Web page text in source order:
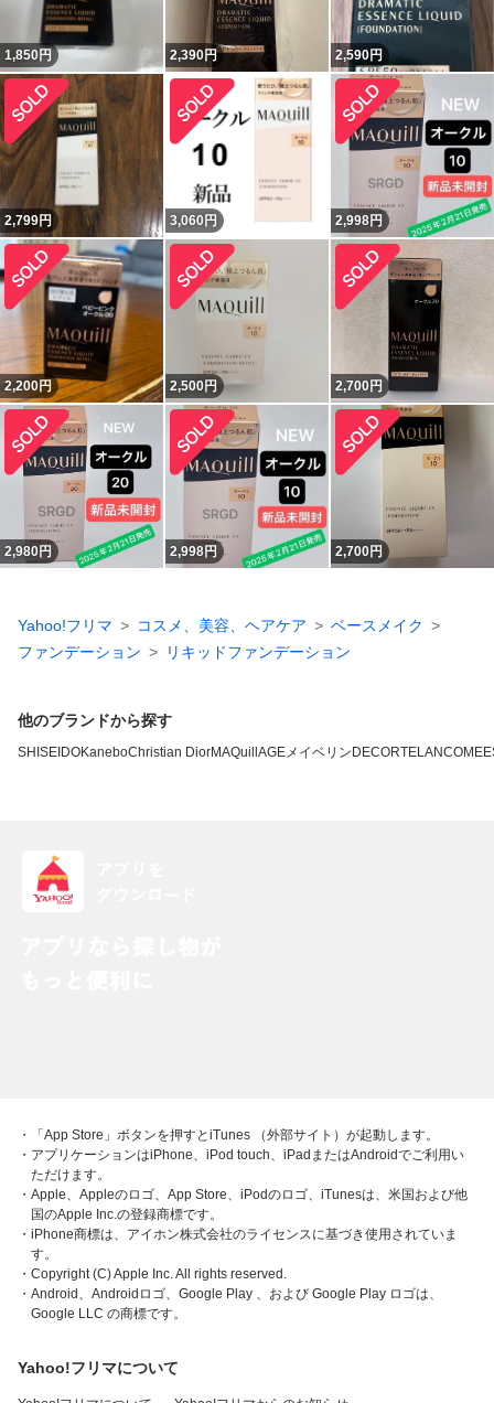
1,850円 2,390円 2,590円
2,799円 3,060 円 2,998円
2,200円 2,500円 2,700円
2,980円 2,998円 2,700円
Yahoo!フリマ コスメ、美容、ヘアケア
ベースメイク
ファンデーション
リキッドファンデーション
他のブランドから探す
SHISEIDOKaneboChristian DiorMAQuillAGEメイベリン DECORTELANCOME
・「App Store」ボタンを押すとiTunes （外部サイト）が起動します。
・アプリケーションはiPhone、iPod touch、iPadまたはAndroidでご利用い
ただけます。
・Apple、Appleのロゴ、App Store、iPodのロゴ、iTunesは、米国および他
国のApple Inc.の登録商標です。
・iPhone商標は、アイホン株式会社のライセンスに基づき使用されていま
す。
・Copyright (C) Apple Inc. All rights reserved.
・Android、Androidロゴ、Google Play 、および Google Play ロゴは、
Google LLC の商標です。
Yahoo!フリマについて